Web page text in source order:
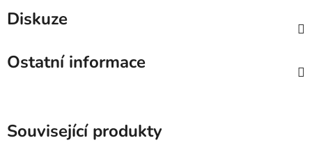
Diskuze
Ostatní informace
Související produkty